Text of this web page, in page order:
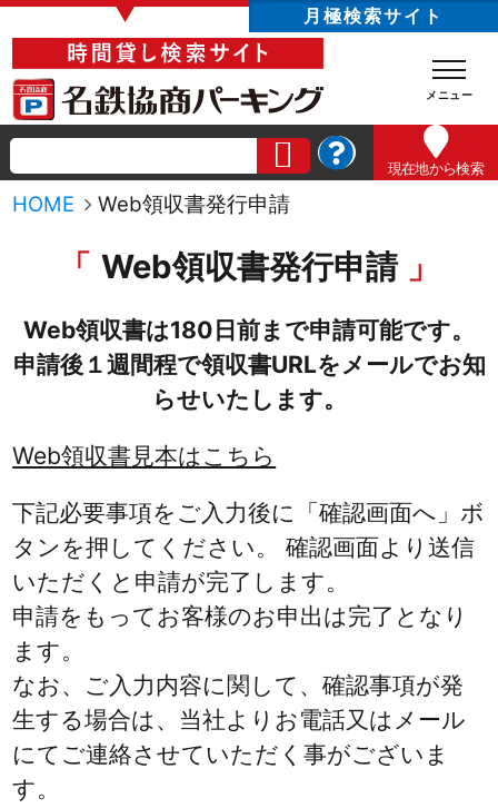
▼ 月極検索サイト
現在地から検索
HOME Web領収書発行申請
Web領収書発行申請
Web領収書は180日前まで申請可能です。
申請後１週間程で領収書URLをメールでお知
らせいたします。
Web領収書見本はこちら
下記必要事項をご入力後に「確認画面へ」ボ
タンを押してください。 確認画面より送信
いただくと申請が完了します。
申請をもってお客様のお申出は完了となり
ます。
なお、ご入力内容に関して、確認事項が発
生する場合は、当社よりお電話又はメール
にてご連絡させていただく事がございま
す。